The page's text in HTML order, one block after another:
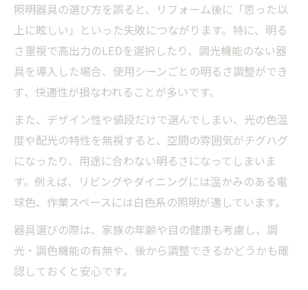
照明器具の選び方を誤ると、リフォーム後に「思った以
上に眩しい」といった失敗につながります。特に、明る
さ重視で高出力のLEDを選択したり、調光機能のない器
具を導入した場合、使用シーンごとの明るさ調整ができ
ず、快適性が損なわれることが多いです。
また、デザイン性や値段だけで選んでしまい、光の色温
度や配光の特性を無視すると、空間の雰囲気がチグハグ
になったり、用途に合わない明るさになってしまいま
す。例えば、リビングやダイニングには温かみのある電
球色、作業スペースには白色系の照明が適しています。
器具選びの際は、家族の年齢や目の健康も考慮し、調
光・調色機能の有無や、後から調整できるかどうかも確
認しておくと安心です。